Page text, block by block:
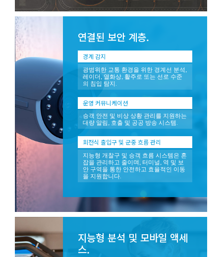
연결된 보안 계층.
경계 감지
광범위한 교통 환경을 위한 경계선 분석,
레이더, 열화상, 활주로 또는 선로 수준
의 침입 탐지.
운영 커뮤니케이션
승객 안전 및 비상 상황 관리를 지원하는
대량 알림, 호출 및 공공 방송 시스템.
회전식 출입구 및 군중 흐름 관리
지능형 개찰구 및 승객 흐름 시스템은 혼
잡을 관리하고 줄이며, 터미널, 역 및 보
안 구역을 통한 안전하고 효율적인 이동
을 지원합니다.
지능형 분석 및 모바일 액세
스.